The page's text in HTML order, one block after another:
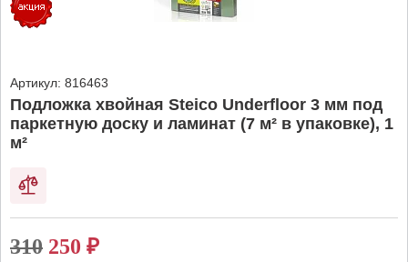
Артикул: 816463
Подложка хвойная Steico Underfloor 3 мм под
паркетную доску и ламинат (7 м² в упаковке), 1
м²
310 250 ₽